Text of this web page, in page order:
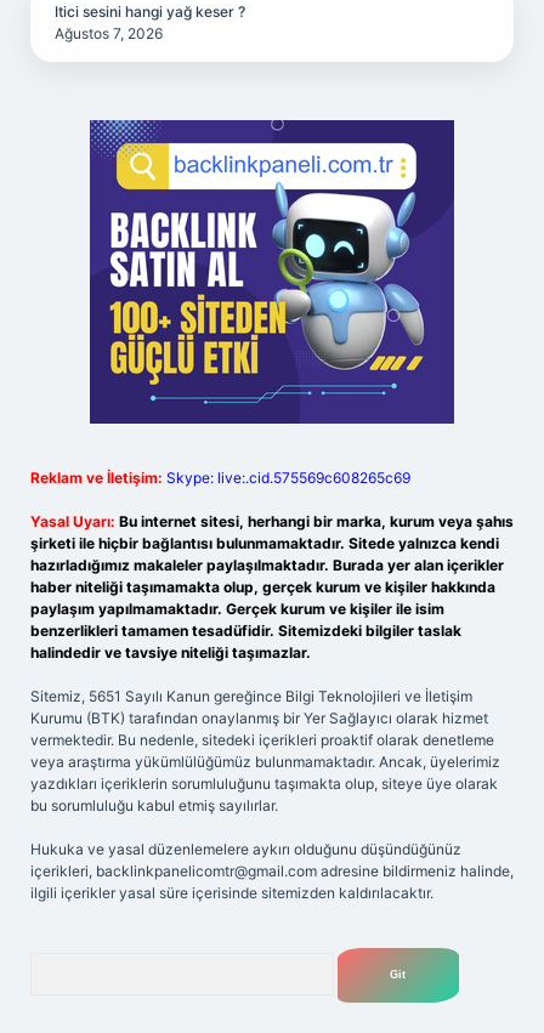
Itici sesini hangi yağ keser ?
Ağustos 7, 2026
Reklam ve İletişim: Skype: live:.cid.575569c608265c69
Yasal Uyarı: Bu internet sitesi, herhangi bir marka, kurum veya şahıs
şirketi ile hiçbir bağlantısı bulunmamaktadır. Sitede yalnızca kendi
hazırladığımız makaleler paylaşılmaktadır. Burada yer alan içerikler
haber niteliği taşımamakta olup, gerçek kurum ve kişiler hakkında
paylaşım yapılmamaktadır. Gerçek kurum ve kişiler ile isim
benzerlikleri tamamen tesadüfidir. Sitemizdeki bilgiler taslak
halindedir ve tavsiye niteliği taşımazlar.
Sitemiz, 5651 Sayılı Kanun gereğince Bilgi Teknolojileri ve İletişim
Kurumu (BTK) tarafından onaylanmış bir Yer Sağlayıcı olarak hizmet
vermektedir. Bu nedenle, sitedeki içerikleri proaktif olarak denetleme
veya araştırma yükümlülüğümüz bulunmamaktadır. Ancak, üyelerimiz
yazdıkları içeriklerin sorumluluğunu taşımakta olup, siteye üye olarak
bu sorumluluğu kabul etmiş sayılırlar.
Hukuka ve yasal düzenlemelere aykırı olduğunu düşündüğünüz
içerikleri, backlinkpanelicomtr@gmail.com adresine bildirmeniz halinde,
ilgili içerikler yasal süre içerisinde sitemizden kaldırılacaktır.